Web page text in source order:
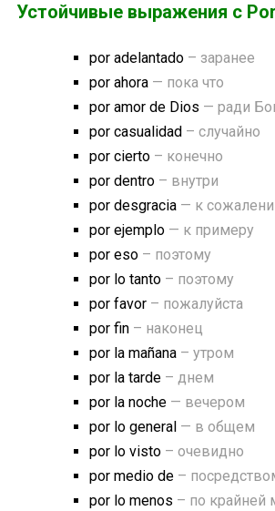
Устойчивые выражения с
por adelantado – заранее
por ahora — пока что
por amor de Dios — ради
por casualidad – случайно
por cierto – конечно
por dentro – внутри
por desgracia — к
por ejemplo — к примеру
por eso – поэтому
por lo tanto – поэтому
por favor – пожалуйста
por fin – наконец
por la mañana – утром
por la tarde – днем
por la noche — вечером
por lo general — в общем
por lo visto – очевидно
por medio de –
por lo menos – по крайней